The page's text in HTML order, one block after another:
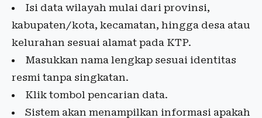
Isi data wilayah mulai dari provinsi,
kabupaten/kota, kecamatan, hingga desa atau
kelurahan sesuai alamat pada KTP.
Masukkan nama lengkap sesuai identitas
resmi tanpa singkatan.
Klik tombol pencarian data.
Sistem akan menampilkan informasi apakah